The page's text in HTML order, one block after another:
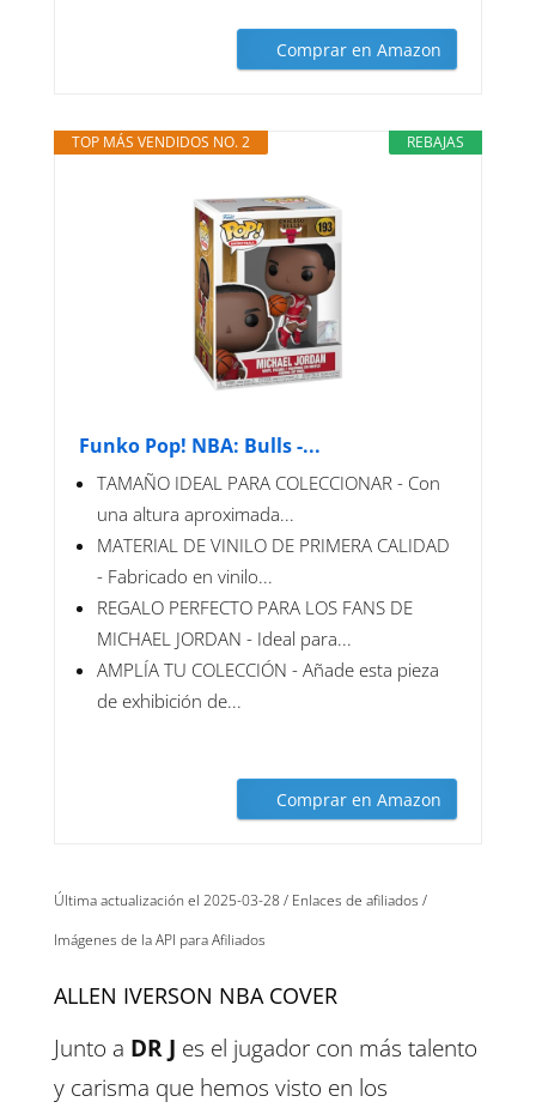
Comprar en Amazon
REBAJAS
TOP MÁS VENDIDOS NO. 2
Funko Pop! NBA: Bulls -...
TAMAÑO IDEAL PARA COLECCIONAR - Con
una altura aproximada...
MATERIAL DE VINILO DE PRIMERA CALIDAD
- Fabricado en vinilo...
REGALO PERFECTO PARA LOS FANS DE
MICHAEL JORDAN - Ideal para...
AMPLÍA TU COLECCIÓN - Añade esta pieza
de exhibición de...
Comprar en Amazon
Última actualización el 2025-03-28 / Enlaces de afiliados /
Imágenes de la API para Afiliados
ALLEN IVERSON NBA COVER
Junto a DR J es el jugador con más talento
y carisma que hemos visto en los